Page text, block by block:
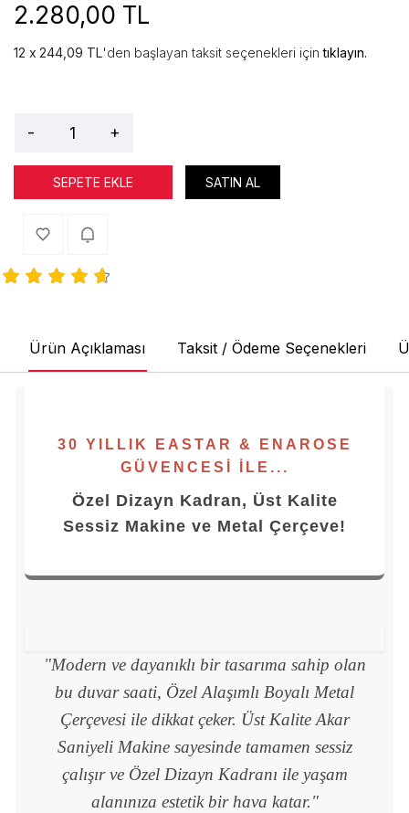
2.280,00 TL
244,09 TL'den başlayan taksit seçenekleri içintıklayın.
- +
SEPETE EKLE SATIN AL
Ürün Açıklaması Taksit / Ödeme Seçenekleri
30 YILLIK EASTAR & ENAROSE
GÜVENCESI İLE...
Özel Dizayn Kadran, Üst Kalite
Sessiz Makine ve Metal Çerçeve!
"Modern ve dayanıklı bir tasarıma sahip olan
bu duvar saati, Özel Alaşımlı Boyalı Metal
Çerçevesi ile dikkat çeker. Üst Kalite Akar
Saniyeli Makine sayesinde tamamen sessiz
çalışır ve Özel Dizayn Kadranı ile yaşam
alanınıza estetik bir hava katar."